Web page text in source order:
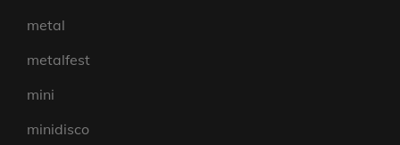
metal
metalfest
mini
minidisco